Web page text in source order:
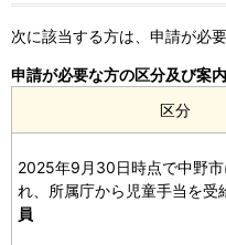
次に該当する方は、申請が必要
申請が必要な方の区分及び案内
区分
2025年9月30日時点で中野市
れ、所属庁から児童手当を受
員